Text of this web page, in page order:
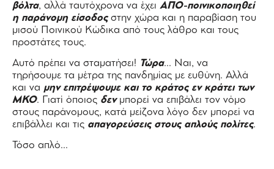
βόλτα, αλλά ταυτόχρονα να έχει ΑΠΟ-ποινικοποιηθεί
η παράνομη είσοδοςστην χώρα και η παραβίαση του
μισού Ποινικού Κώδικα από τους λάθρο και τους
προστάτες τους.
Αυτό πρέπει να σταματήσει! Τώρα… Ναι, να
τηρήσουμε τα μέτρα της πανδημίας με ευθύνη. Αλλά
και να μην επιτρέψουμε και το κράτος εν κράτει των
ΜΚΟ. Γιατί όποιος δενμπορεί να επιβάλει τον νόμο
στους παράνομους, κατά μείζονα λόγο δεν μπορεί να
επιβάλλει και τις απαγορεύσεις στους απλούς πολίτες.
Τόσο απλό…